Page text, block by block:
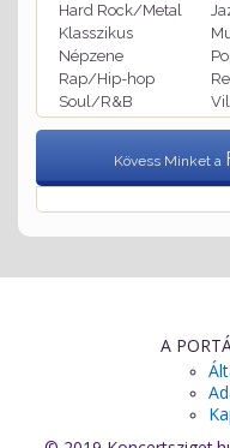
Hard Rock/Metal
Klasszikus
Népzene
Rap/Hip-hop
Soul/R&B
Kövess Minket a
A